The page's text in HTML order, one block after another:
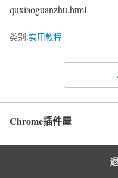
quxiaoguanzhu.html
类别:实用教程
Chrome插件屋